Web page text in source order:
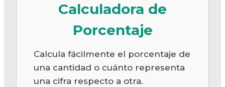
Calculadora de
Porcentaje
Calcula fácilmente el porcentaje de
una cantidad o cuánto representa
una cifra respecto a otra.